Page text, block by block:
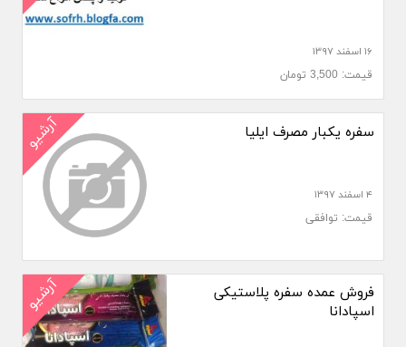
۱۶ اسفند ۱۳۹۷
قیمت: 3,500 تومان
آرشیو سفره یکبار مصرف ایلیا
۴ اسفند ۱۳۹۷
قیمت: توافقی
آرشیو
فروش عمده سفره پلاستیکی
اسپادانا